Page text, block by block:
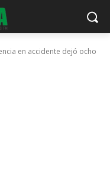
en accidente dejó ocho